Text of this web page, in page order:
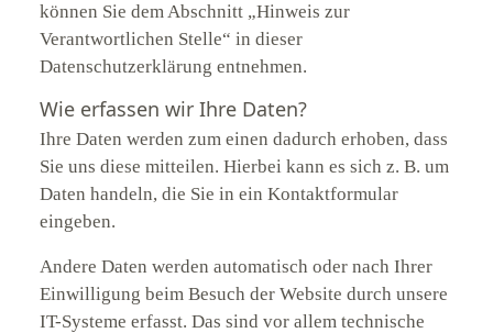
können Sie dem Abschnitt „Hinweis zur
Verantwortlichen Stelle“ in dieser
Datenschutzerklärung entnehmen.
Wie erfassen wir Ihre Daten?
Ihre Daten werden zum einen dadurch erhoben, dass
Sie uns diese mitteilen. Hierbei kann es sich z. B. um
Daten handeln, die Sie in ein Kontaktformular
eingeben.
Andere Daten werden automatisch oder nach Ihrer
Einwilligung beim Besuch der Website durch unsere
IT-Systeme erfasst. Das sind vor allem technische